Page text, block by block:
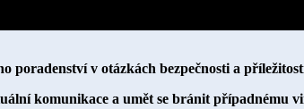
poradenství v otázkách bezpečnosti a
komunikace a umět se bránit případnému